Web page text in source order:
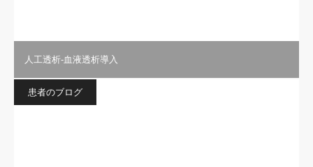
人工透析-血液透析導入
患者のブログ